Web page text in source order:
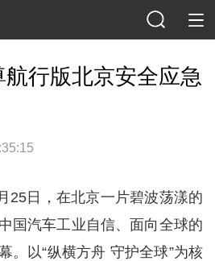
行版北京安全应急
25日，在北京一片碧波荡漾的
国汽车工业自信、面向全球的
。以“纵横方舟 守护全球”为核